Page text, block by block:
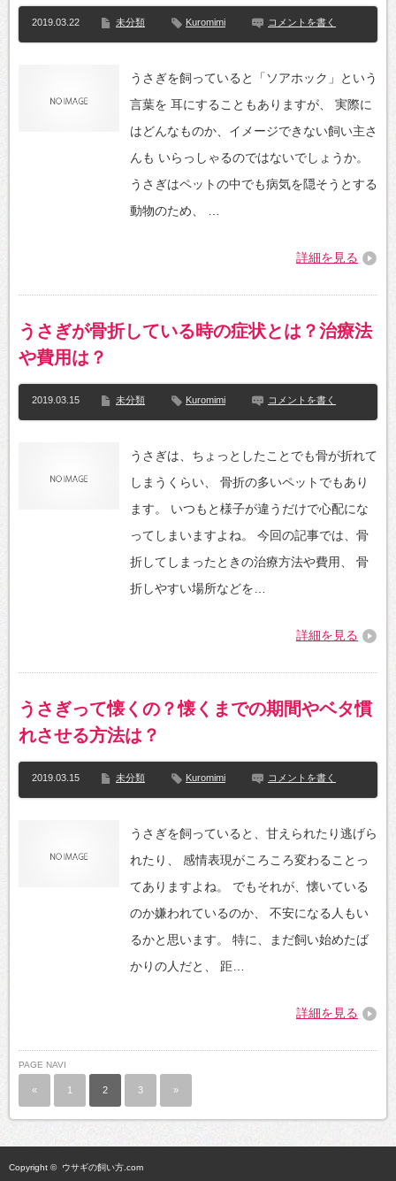
2019.03.22 未分類 Kuromimi コメントを書く
うさぎを飼っていると「ソアホック」という
言葉を 耳にすることもありますが、 実際に
はどんなものか、イメージできない飼い主さ
んも いらっしゃるのではないでしょうか。
うさぎはペットの中でも病気を隠そうとする
動物のため、 …
詳細を見る
うさぎが骨折している時の症状とは？治療法
や費用は？
2019.03.15 未分類 Kuromimi コメントを書く
うさぎは、ちょっとしたことでも骨が折れて
しまうくらい、 骨折の多いペットでもあり
ます。 いつもと様子が違うだけで心配にな
ってしまいますよね。 今回の記事では、骨
折してしまったときの治療方法や費用、 骨
折しやすい場所などを…
詳細を見る
うさぎって懐くの？懐くまでの期間やベタ慣
れさせる方法は？
2019.03.15 未分類 Kuromimi コメントを書く
うさぎを飼っていると、甘えられたり逃げら
れたり、 感情表現がころころ変わることっ
てありますよね。 でもそれが、懐いている
のか嫌われているのか、 不安になる人もい
るかと思います。 特に、まだ飼い始めたば
かりの人だと、 距…
詳細を見る
PAGE NAVI
« 1 2 3 »
Copyright © ウサギの飼い方.com